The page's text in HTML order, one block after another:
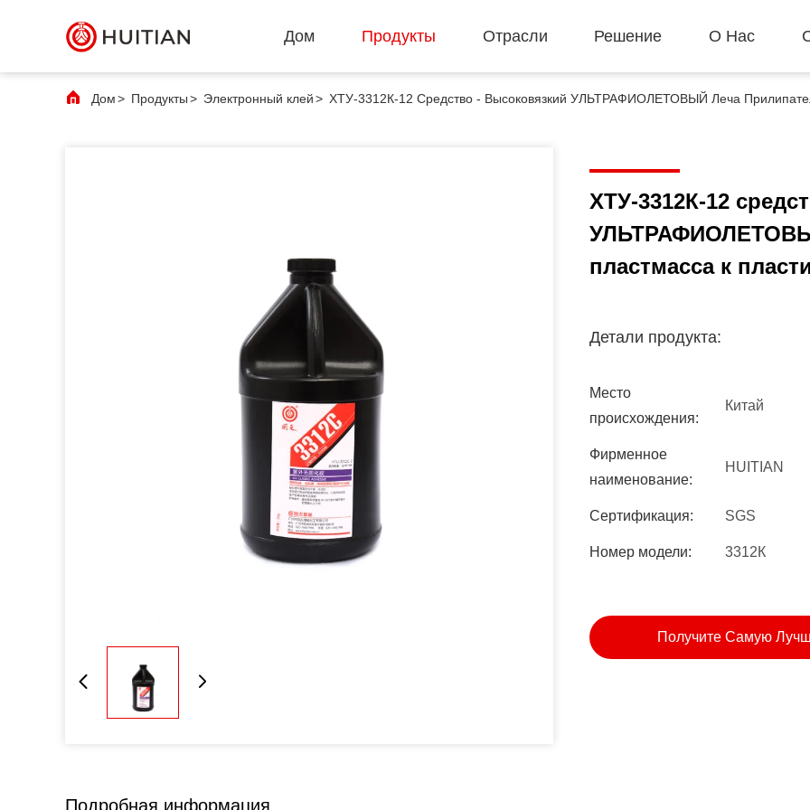
Дом Продукты Отрасли Решение О Нас
Дом> Продукты> Электронный клей> ХТУ-3312К-12 Средство - Высоковязкий УЛЬТРАФИОЛЕТОВЫЙ Леча
ХТУ-3312К-12
пластмасса к
Детали продукта:
Место
происхождения:
Китай
Фирменное
наименование:
HUITIAN
Сертификация: SGS
Номер модели: 3312К
Получите Самую
Подробная информация